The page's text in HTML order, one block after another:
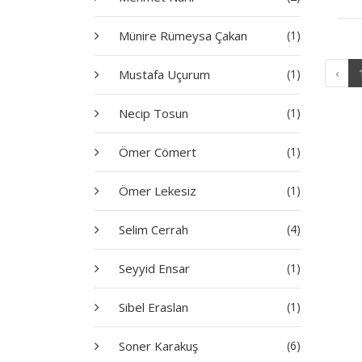
Münire Rümeysa Çakan (1)
Mustafa Uçurum (1)
Necip Tosun (1)
Ömer Cömert (1)
Ömer Lekesiz (1)
Selim Cerrah (4)
Seyyid Ensar (1)
Sibel Eraslan (1)
Soner Karakuş (6)
‹ 1